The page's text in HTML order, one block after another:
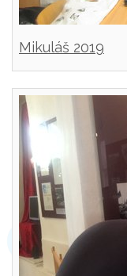
Mikuláš 2019